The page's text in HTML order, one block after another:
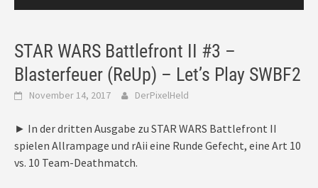
STAR WARS Battlefront II #3 –
Blasterfeuer (ReUp) – Let’s Play SWBF2
November 14, 2017 DerPixelHeld
► In der dritten Ausgabe zu STAR WARS Battlefront II
spielen Allrampage und rAii eine Runde Gefecht, eine Art 10
vs. 10 Team-Deathmatch.